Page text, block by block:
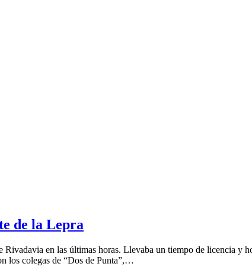
de la Lepra
en las últimas horas. Llevaba un tiempo de licencia y
los colegas de “Dos de Punta”,…